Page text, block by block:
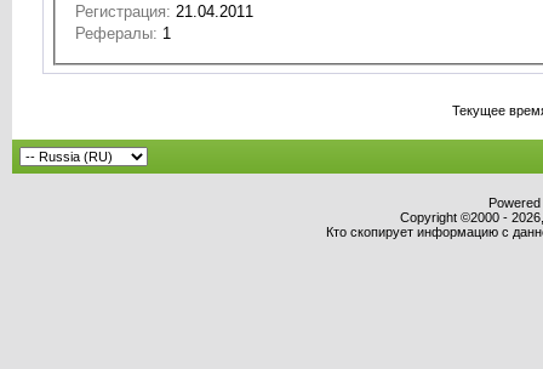
Регистрация: 21.04.2011
Рефералы: 1
Текущее
Copyright ©2000 -
Кто скопирует информацию с